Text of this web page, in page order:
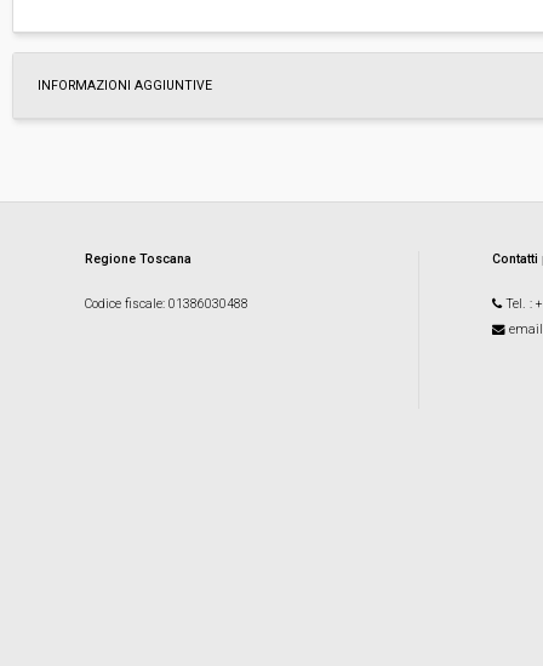
INFORMAZIONI AGGIUNTIVE
Regione Toscana
Codice fiscale: 01386030488 Tel. :
email